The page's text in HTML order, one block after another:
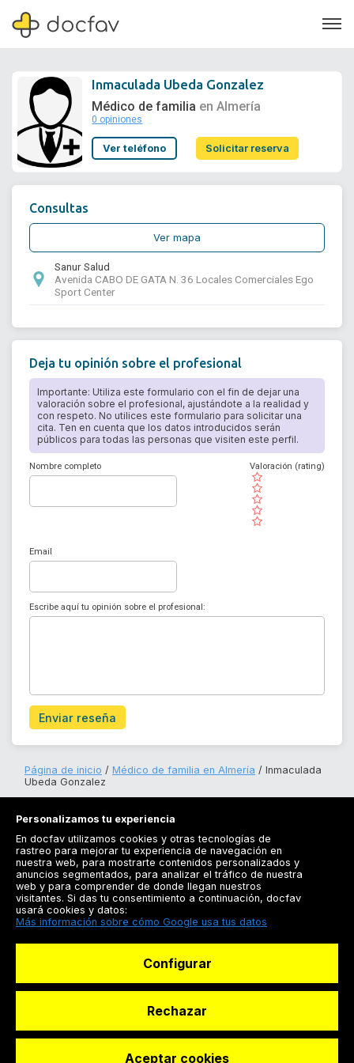
Soporte
Inmaculada Ubeda Gonzalez
Médico de familia en Almería
0 opiniones
Ver teléfono Solicitar reserva
Consultas
Ver mapa
Sanur Salud
Avenida CABO DE GATA N. 36 Locales Comerciales Ego
Sport Center
Deja tu opinión sobre el profesional
Importante: Utiliza este formulario con el fin de dejar una
valoración sobre el profesional, ajustándote a la realidad y
con respeto. No utilices este formulario para solicitar una
cita. Ten en cuenta que los datos introducidos serán
públicos para todas las personas que visiten este perfil.
Nombre completo
( )
( )
( )
( )
( )
Valoración (rating)
Email
Escribe aquí tu opinión sobre el profesional:
Enviar reseña
Página de inicio Médico de familia en Almería
Inmaculada
Ubeda Gonzalez
Registrarse
Docfav
Personalizamos tu experiencia
En docfav utilizamos cookies y otras tecnologías de
rastreo para mejorar tu experiencia de navegación en
nuestra web, para mostrarte contenidos personalizados y
anuncios segmentados, para analizar el tráfico de nuestra
web y para comprender de donde llegan nuestros
visitantes. Si das tu consentimiento a continuación, docfav
usará cookies y datos:
Más información sobre cómo Google usa tus datos
Configurar
Rechazar
Aceptar cookies